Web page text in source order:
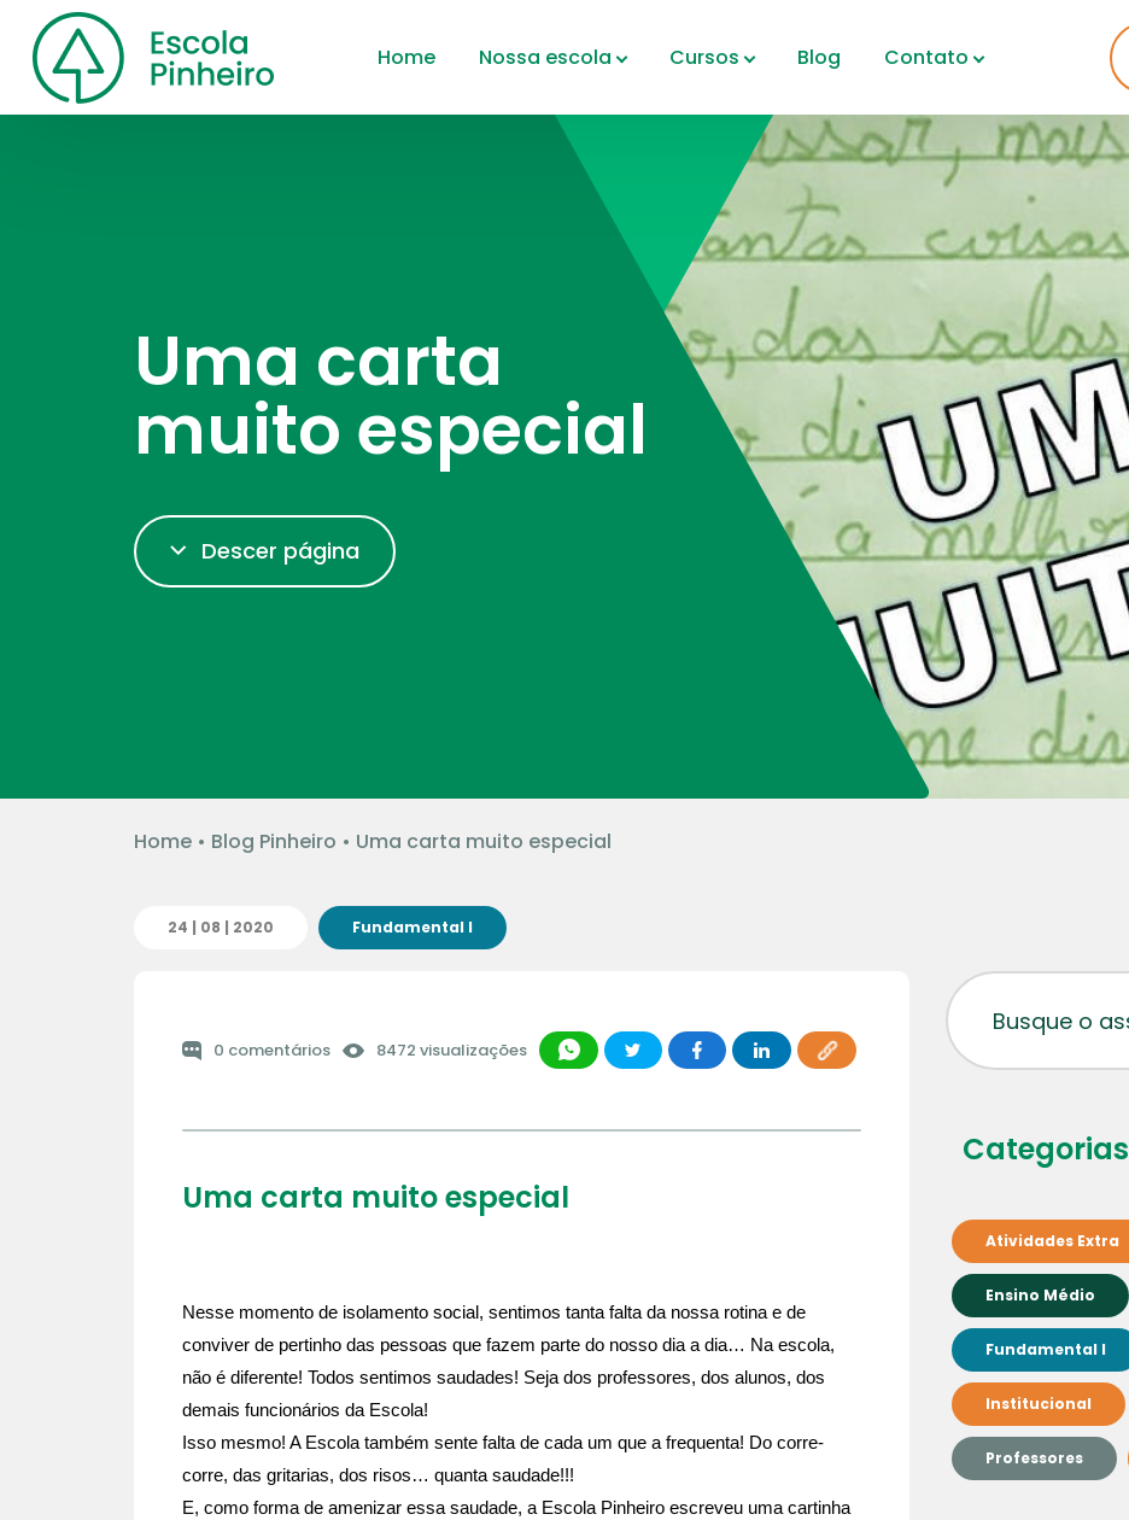
Home Nossa escola Cursos Blog Contato
Uma carta
muito especial
Descer página
Home• Blog Pinheiro • Uma carta muito especial
24 | 08 | 2020 Fundamental I
0 comentários 8472 visualizações
Uma carta muito especial
Nesse momento de isolamento social, sentimos tanta falta da nossa rotina e de
conviver de pertinho das pessoas que fazem parte do nosso dia a dia… Na escola,
não é diferente! Todos sentimos saudades! Seja dos professores, dos alunos, dos
demais funcionários da Escola!
Isso mesmo! A Escola também sente falta de cada um que a frequenta! Do corre-
corre, das gritarias, dos risos… quanta saudade!!!
E, como forma de amenizar essa saudade, a Escola Pinheiro escreveu uma cartinha
Categorias
Atividades Extra
Ensino Médio
Fundamental I
Institucional
Professores